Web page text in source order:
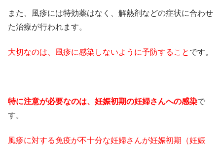
また、風疹には特効薬はなく、解熱剤などの症状に合わせ
た治療が行われます。
大切なのは、風疹に感染しないように予防すること です。
特に注意が必要なのは、妊娠初期の妊婦さんへの感染で
す。
風疹に対する免疫が不十分な妊婦さんが妊娠初期（妊娠